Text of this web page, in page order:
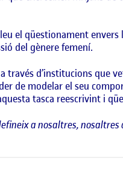
el qüestionament
del gènere femení.
d’institucions que
de modelar el seu
tasca reescrivint i
a nosaltres,